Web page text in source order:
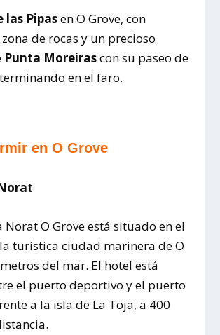
las Pipasen O Grove, con
de rocas y un precioso
Punta Moreirascon su paseo de
en el faro.
en O Grove
Norat O Grove está situado en el
turística ciudad marinera de O
del mar. El hotel está
el puerto deportivo y el puerto
a la isla de La Toja, a 400